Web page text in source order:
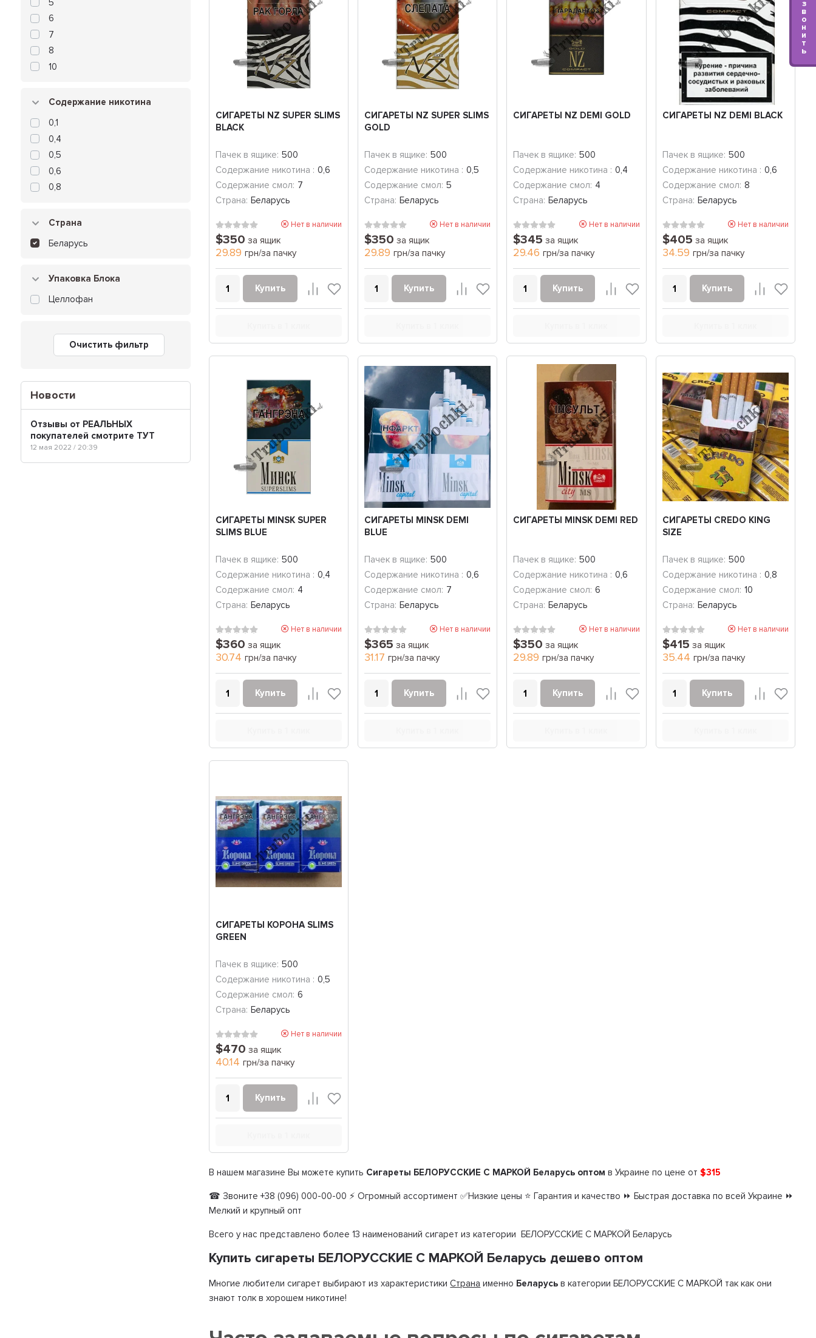
5
6
7
8
10
Содержание никотина
0,1
0,4
0,5
0,6
0,8
Страна
Беларусь
Упаковка Блока
Целлофан
Очистить фильтр
Новости
Отзывы от РЕАЛЬНЫХ
покупателей смотрите ТУТ
12 мая 2022 / 20:39
СИГАРЕТЫ NZ SUPER SLIMS
BLACK
Пачек в ящике: 500
Содержание никотина : 0,6
Содержание смол: 7
Страна: Беларусь
Нет в наличии
$350 за ящик
29.89 грн/за пачку
Купить
СИГАРЕТЫ NZ SUPER SLIMS
GOLD
Пачек в ящике: 500
Содержание никотина : 0,5
Содержание смол: 5
Страна: Беларусь
Нет в наличии
$350 за ящик
29.89 грн/за пачку
Купить
СИГАРЕТЫ NZ DEMI GOLD
Пачек в ящике: 500
Содержание никотина : 0,4
Содержание смол: 4
Страна: Беларусь
Нет в наличии
$345 за ящик
29.46 грн/за пачку
Купить
СИГАРЕТЫ NZ DEMI BLACK
Пачек в ящике: 500
Содержание никотина : 0,6
Содержание смол: 8
Страна: Беларусь
Нет в наличии
$405 за ящик
34.59 грн/за пачку
Купить
СИГАРЕТЫ MINSK SUPER
SLIMS BLUE
Пачек в ящике: 500
Содержание никотина : 0,4
Содержание смол: 4
Страна: Беларусь
Нет в наличии
$360 за ящик
30.74 грн/за пачку
Купить
СИГАРЕТЫ MINSK DEMI
BLUE
Пачек в ящике: 500
Содержание никотина : 0,6
Содержание смол: 7
Страна: Беларусь
Нет в наличии
$365 за ящик
31.17 грн/за пачку
Купить
СИГАРЕТЫ MINSK DEMI RED
Пачек в ящике: 500
Содержание никотина : 0,6
Содержание смол: 6
Страна: Беларусь
Нет в наличии
$350 за ящик
29.89 грн/за пачку
Купить
СИГАРЕТЫ CREDO KING
SIZE
Пачек в ящике: 500
Содержание никотина : 0,8
Содержание смол: 10
Страна: Беларусь
Нет в наличии
$415 за ящик
35.44 грн/за пачку
Купить
СИГАРЕТЫ КОРОНА SLIMS
GREEN
Пачек в ящике: 500
Содержание никотина : 0,5
Содержание смол: 6
Страна: Беларусь
Нет в наличии
$470 за ящик
40.14 грн/за пачку
Купить
В нашем магазине Вы можете купить Сигареты БЕЛОРУССКИЕ С МАРКОЙ Беларусь оптом в Украине по цене от$315
☎ Звоните +38 (096) 000-00-00 ⚡ Огромный ассортимент ✅Низкие цены ⭐ Гарантия и качество ⏩ Быстрая доставка по всей Украине ⏩
Мелкий и крупный опт
Всего у нас представлено более 13 наименований сигарет из категории БЕЛОРУССКИЕ С МАРКОЙ Беларусь
Купить сигареты БЕЛОРУССКИЕ С МАРКОЙ Беларусь дешево оптом
Многие любители сигарет выбирают из характеристикиСтрана именно Беларусь в категории БЕЛОРУССКИЕ С МАРКОЙ так как они
знают толк в хорошем никотине!
з
в
о
н
и
т
ь